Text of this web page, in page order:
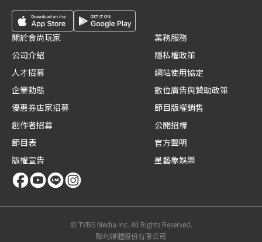
關於食尚玩家
公司介紹
人才招募
企業動態
優惠券店家招募
創作者招募
節目表
版權宣告
業務服務
隱私權政策
網站使用協定
數位廣告與贊助政策
節目版權銷售
公開招標
官方聲明
星藝象娛樂
© TVBS Media Inc. All Rights Reserved.
聯利媒體股份有限公司